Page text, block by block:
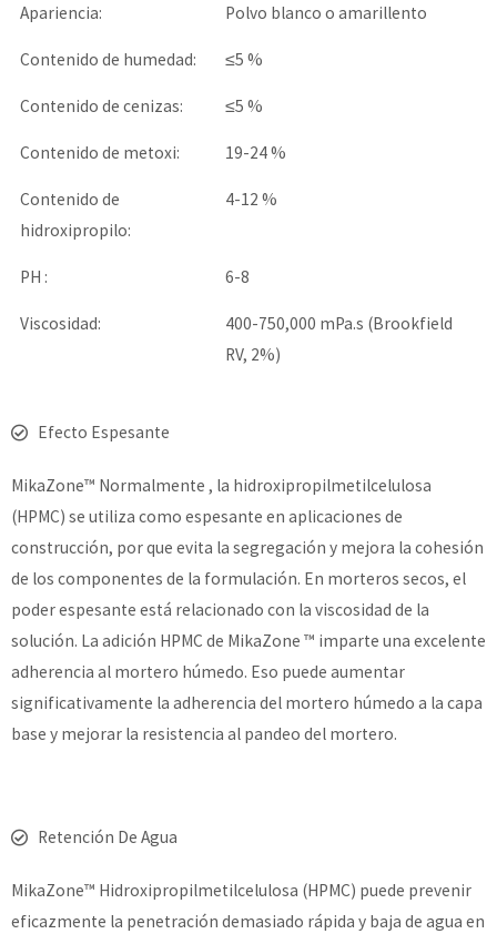
Apariencia: Polvo blanco o amarillento
Contenido de humedad: ≤5 %
Contenido de cenizas: ≤5 %
Contenido de metoxi: 19-24 %
Contenido de
hidroxipropilo:
4-12 %
PH : 6-8
Viscosidad:
400-750,000 mPa.s (Brookfield
RV, 2%)
Efecto Espesante
MikaZone™ Normalmente , la hidroxipropilmetilcelulosa
(HPMC) se utiliza como espesante en aplicaciones de
construcción, por que evita la segregación y mejora la cohesión
de los componentes de la formulación. En morteros secos, el
poder espesante está relacionado con la viscosidad de la
solución. La adición HPMC de MikaZone ™ imparte una excelente
adherencia al mortero húmedo. Eso puede aumentar
significativamente la adherencia del mortero húmedo a la capa
base y mejorar la resistencia al pandeo del mortero.
Retención De Agua
MikaZone™ Hidroxipropilmetilcelulosa (HPMC) puede prevenir
eficazmente la penetración demasiado rápida y baja de agua en